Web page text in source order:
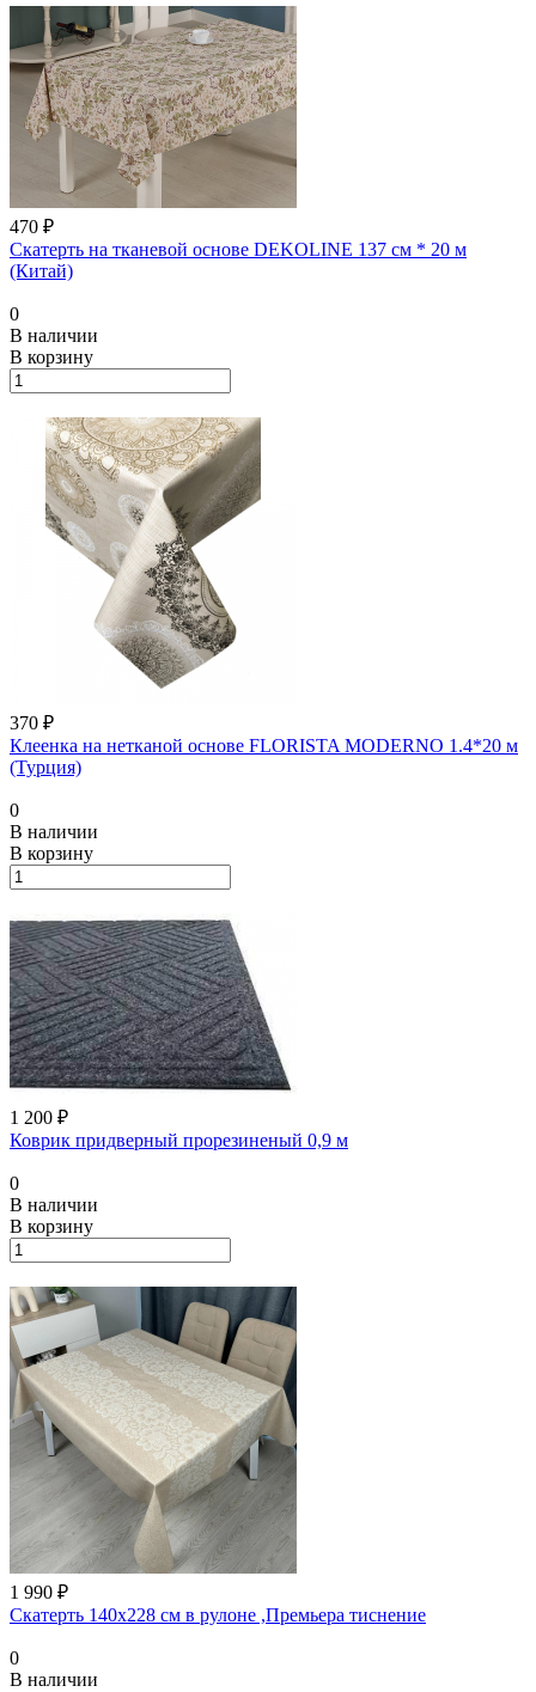
470 ₽
Скатерть на тканевой основе DEKOLINE 137 см * 20 м
(Китай)
0
В наличии
В корзину
370 ₽
Клеенка на нетканой основе FLORISTA MODERNO 1.4*20 м
(Турция)
0
В наличии
В корзину
1 200 ₽
Коврик придверный прорезиненый 0,9 м
0
В наличии
В корзину
1 990 ₽
Скатерть 140х228 см в рулоне ,Премьера тиснение
0
В наличии